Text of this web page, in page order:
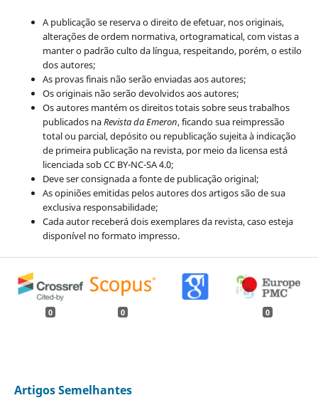
A publicação se reserva o direito de efetuar, nos originais,
alterações de ordem normativa, ortogramatical, com vistas a
manter o padrão culto da língua, respeitando, porém, o estilo
dos autores;
As provas finais não serão enviadas aos autores;
Os originais não serão devolvidos aos autores;
Os autores mantém os direitos totais sobre seus trabalhos
publicados naRevista da Emeron, ficando sua reimpressão
total ou parcial, depósito ou republicação sujeita à indicação
de primeira publicação na revista, por meio da licensa está
licenciada sob CC BY-NC-SA 4.0;
Deve ser consignada a fonte de publicação original;
As opiniões emitidas pelos autores dos artigos são de sua
exclusiva responsabilidade;
Cada autor receberá dois exemplares da revista, caso esteja
disponível no formato impresso.
0 0 0
Artigos Semelhantes